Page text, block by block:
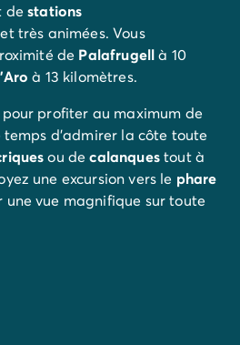
destations
très animées. Vous
de Palafrugellà 10
à 13 kilomètres.
profiter au maximum de
temps d'admirer la côte toute
ou decalanquestout à
une excursion vers le phare
une vue magnifique sur toute